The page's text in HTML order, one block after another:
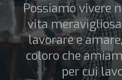
Possiamo vivere
vita
lavorare e
coloro che
per cui